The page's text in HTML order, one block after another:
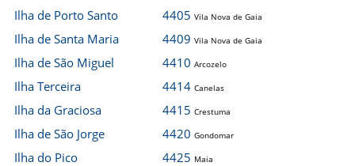
Ilha de Porto Santo
Ilha de Santa Maria
Ilha de São Miguel
Ilha Terceira
Ilha da Graciosa
Ilha de São Jorge
Ilha do Pico
4405 Vila Nova de Gaia
4409 Vila Nova de Gaia
4410 Arcozelo
4414 Canelas
4415 Crestuma
4420 Gondomar
4425 Maia